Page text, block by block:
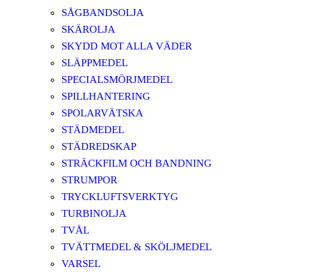
SÅGBANDSOLJA
SKÄROLJA
SKYDD MOT ALLA VÄDER
SLÄPPMEDEL
SPECIALSMÖRJMEDEL
SPILLHANTERING
SPOLARVÄTSKA
STÄDMEDEL
STÄDREDSKAP
STRÄCKFILM OCH BANDNING
STRUMPOR
TRYCKLUFTSVERKTYG
TURBINOLJA
TVÅL
TVÄTTMEDEL & SKÖLJMEDEL
VARSEL